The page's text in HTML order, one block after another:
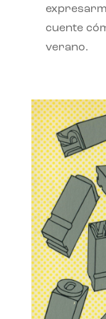
cuente
verano.